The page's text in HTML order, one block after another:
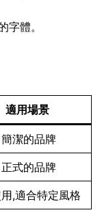
字體。
適用場景
潔的品牌
式的品牌
,適合特定風格